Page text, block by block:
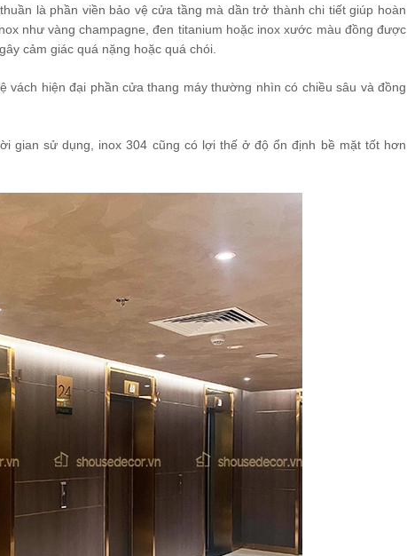
là phần viền bảo vệ cửa tầng mà dần trở thành chi tiết giúp hoàn
như vàng champagne, đen titanium hoặc inox xước màu đồng được
cảm giác quá nặng hoặc quá chói.
vách hiện đại phần cửa thang máy thường nhìn có chiều sâu và đồng
gian sử dụng, inox 304 cũng có lợi thế ở độ ổn định bề mặt tốt hơn